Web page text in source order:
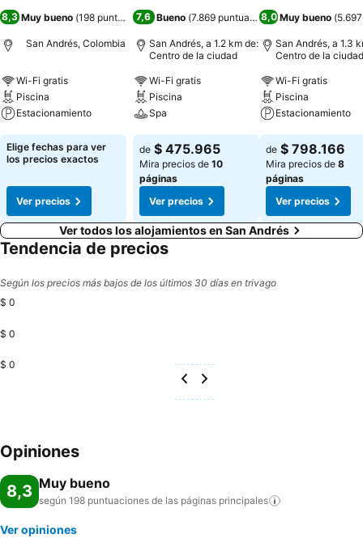
8,3 Muy bueno (198 puntuaciones)
San Andrés, Colombia
Wi-Fi gratis
Piscina
Estacionamiento
Ver precios
Elige fechas para ver
los precios exactos
Ver precios
7,6 Bueno (7.869 puntuaciones)
San Andrés, a 1.2 km de:
Centro de la ciudad
Wi-Fi gratis
Piscina
Spa
Ver precios
de $ 475.965
Mira precios de 10
páginas
Ver precios
8,0 Muy bueno (
San Andrés, a 1.3
Centro de la ciudad
Wi-Fi gratis
Piscina
Estacionamiento
Ver precios
de $ 798.166
Mira precios de 8
páginas
Ver precios
Ver todos los alojamientos en San Andrés
Tendencia de precios
Según los precios más bajos de los últimos 30 días en trivago
$ 0
$ 0
$ 0
Opiniones
8,3 Muy bueno
según 198 puntuaciones de las páginas principales
Ver opiniones